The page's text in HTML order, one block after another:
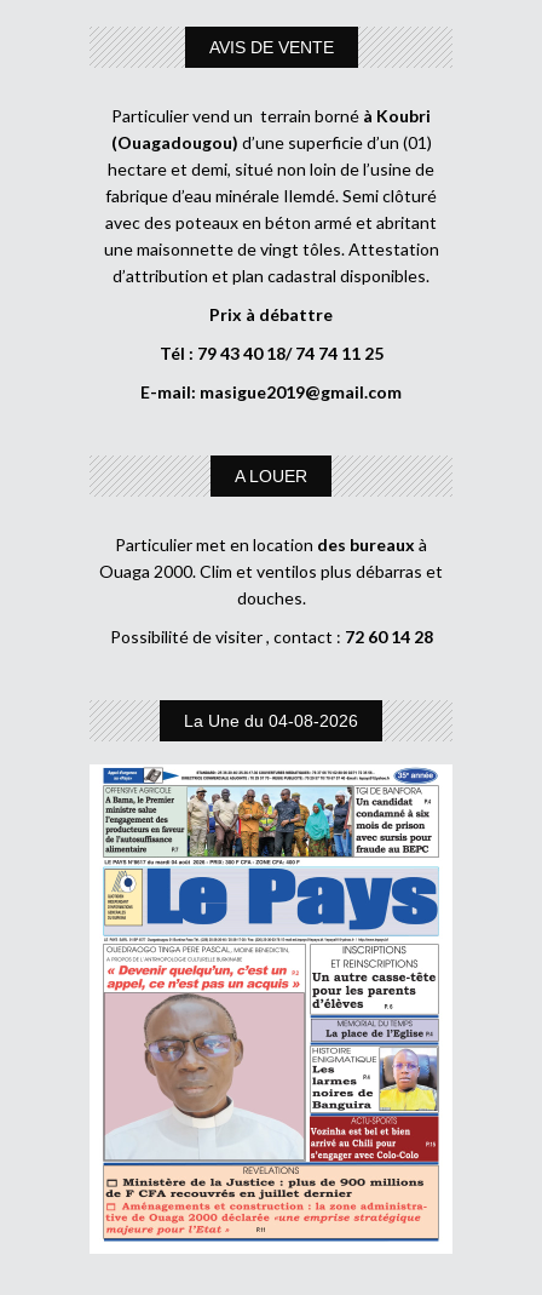
AVIS DE VENTE
Particulier vend un terrain borné à Koubri
(Ouagadougou) d’une superficie d’un (01)
hectare et demi, situé non loin de l’usine de
fabrique d’eau minérale Ilemdé. Semi clôturé
avec des poteaux en béton armé et abritant
une maisonnette de vingt tôles. Attestation
d’attribution et plan cadastral disponibles.
Prix à débattre
Tél : 79 43 40 18/ 74 74 11 25
E-mail: masigue2019@gmail.com
A LOUER
Particulier met en location des bureaux à
Ouaga 2000. Clim et ventilos plus débarras et
douches.
Possibilité de visiter , contact : 72 60 14 28
La Une du 04-08-2026